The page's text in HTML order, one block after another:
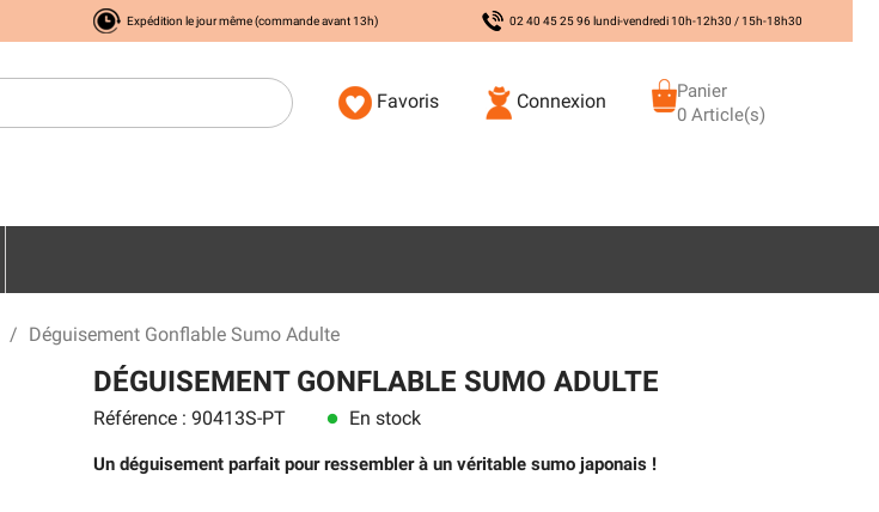
Expédition le jour même (commande avant 13h) 02 40 45 25 96 lundi-vendredi 10h-12h30 / 15h-18h30
Favoris Connexion
Panier
0 Article(s)
Déguisement Gonflable Sumo Adulte
DÉGUISEMENT GONFLABLE SUMO ADULTE
Référence : 90413S-PT lens En stock
Un déguisement parfait pour ressembler à un véritable sumo japonais !